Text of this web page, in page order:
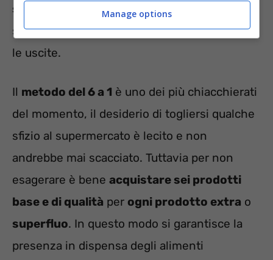
spesa
: ovvero nel mettere in pratica poche e
semplici strategie per tenere sotto controllo
le uscite.
Il metodo del 6 a 1 è uno dei più chiacchierati
del momento, il desiderio di togliersi qualche
sfizio al supermercato è lecito e non
andrebbe mai scacciato. Tuttavia per non
esagerare è bene acquistare sei prodotti
base e di qualità per ogni prodotto extra o
superfluo. In questo modo si garantisce la
presenza in dispensa degli alimenti
Manage options